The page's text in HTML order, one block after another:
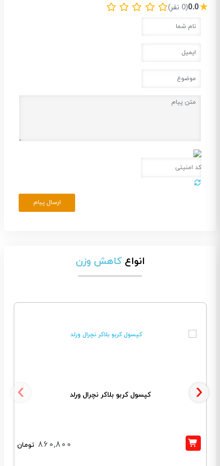
★
0.0(0 نفر)
ارسال پیام
انواعکاهش وزن
کپسول کربو بلاکر نچرال ورلد
860,800 تومان
‹ ›